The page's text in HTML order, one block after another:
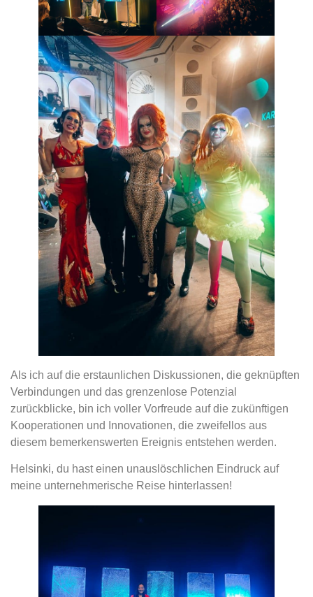
Als ich auf die erstaunlichen Diskussionen, die geknüpften
Verbindungen und das grenzenlose Potenzial
zurückblicke, bin ich voller Vorfreude auf die zukünftigen
Kooperationen und Innovationen, die zweifellos aus
diesem bemerkenswerten Ereignis entstehen werden.
Helsinki, du hast einen unauslöschlichen Eindruck auf
meine unternehmerische Reise hinterlassen!